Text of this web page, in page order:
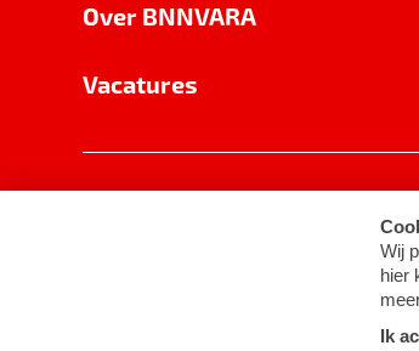
Over BNNVARA
Vacatures
Cookie-instellingen